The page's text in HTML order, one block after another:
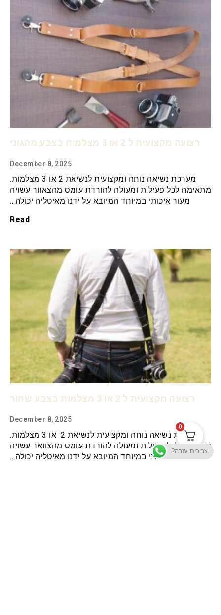
רצועה מקצועית ל 2 או 3 מצלמות בצבע מהגוני
December 8, 2025
מערכת נשיאה נוחה ומקצועית לנשיאת 2 או 3 מצלמות.
מתאימה לכל פעילות ומעולה להורדת עומס מהצאוור עשויה
מעור איכותי במיוחד המיובא על ידנו מאיטליה יכולה…
Read
רצועה מקצועית ל 2 או 3 מצלמות בצבע שחור
December 8, 2025
מערכת נשיאה נוחה ומקצועית לנשיאת 2 או 3 מצלמות.
מתאימה לכל פעילות ומעולה להורדת עומס מהצוואר עשויה
מעור איכותי במיוחד המיובא על ידנו מאיטליה יכולה…
צריכים עזרה?
0